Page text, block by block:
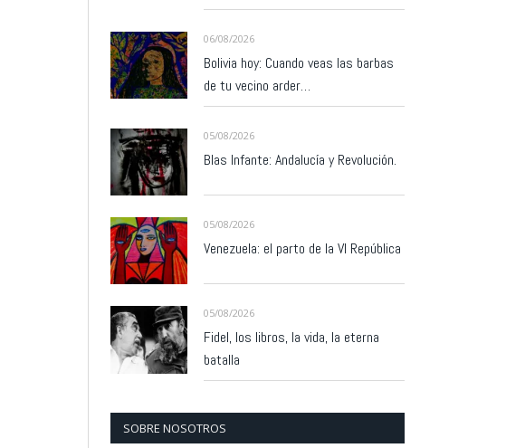
06/08/2026
Bolivia hoy: Cuando veas las barbas
de tu vecino arder…
05/08/2026
Blas Infante: Andalucía y Revolución.
05/08/2026
Venezuela: el parto de la VI República
05/08/2026
Fidel, los libros, la vida, la eterna
batalla
SOBRE NOSOTROS